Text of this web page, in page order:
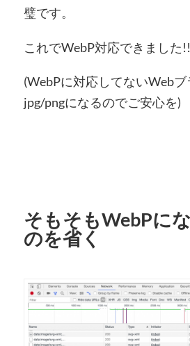
璧です。
これでWebP対応できました!!
(WebPに対応してないWeb
jpg/pngになるのでご安心を)
そもそもWebPに
のを省く